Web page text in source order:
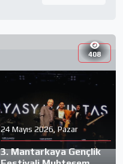
408
24 Mayıs 2026, Pazar
3. Mantarkaya Gençlik